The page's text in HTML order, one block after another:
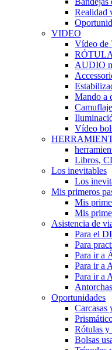
Realidad
VIDEO
Vídeo de
AUDIO
Mando a
Vídeo
Libros,
Los inevitables
Los
Mis primeros
Mis
Mis
Asistencia de
Para el
Para
Para ir a
Para ir a
Para ir a
Oportunidades
Carcasas
Rótulas y
Bolsas